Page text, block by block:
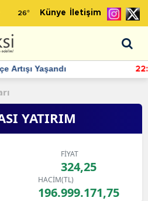
26° Künye İletişim
artan momentum devam ediyor
YATIRIM
FİYAT
324,25
HACİM(TL)
196.999.171,75